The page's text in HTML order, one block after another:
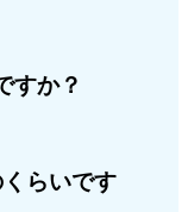
すか？
らいです